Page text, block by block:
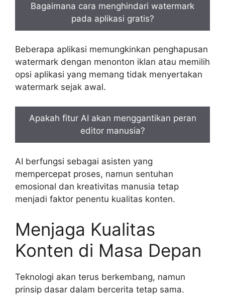
Bagaimana cara menghindari watermark
pada aplikasi gratis?
Beberapa aplikasi memungkinkan penghapusan
watermark dengan menonton iklan atau memilih
opsi aplikasi yang memang tidak menyertakan
watermark sejak awal.
Apakah fitur AI akan menggantikan peran
editor manusia?
AI berfungsi sebagai asisten yang
mempercepat proses, namun sentuhan
emosional dan kreativitas manusia tetap
menjadi faktor penentu kualitas konten.
Menjaga Kualitas
Konten di Masa Depan
Teknologi akan terus berkembang, namun
prinsip dasar dalam bercerita tetap sama.